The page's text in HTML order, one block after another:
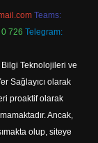
Teams:
726 Telegram:
Teknolojileri ve
Sağlayıcı olarak
proaktif olarak
Ancak,
olup, siteye